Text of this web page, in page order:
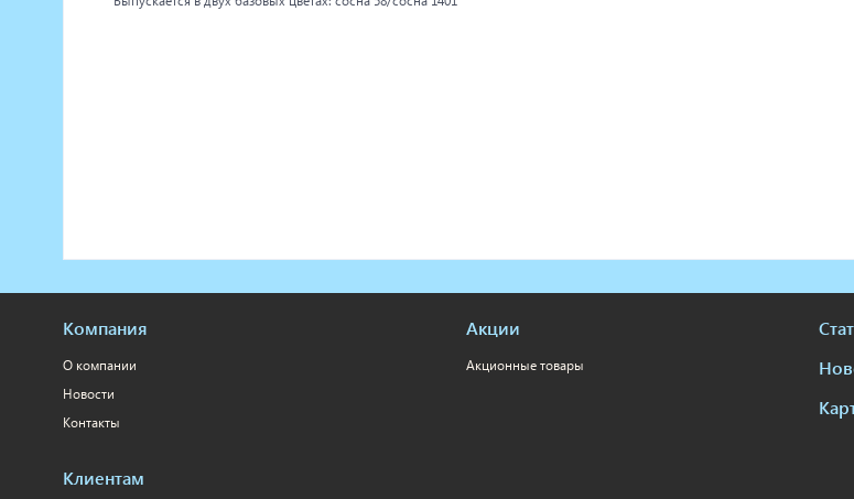
Компания
О компании
Новости
Контакты
Клиентам
Акции
Акционные товары